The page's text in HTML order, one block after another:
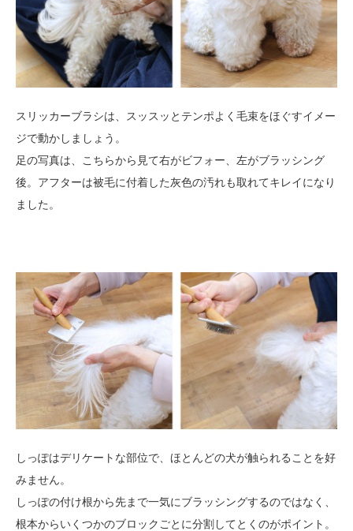
スリッカーブラシは、スッスッとテンポよく毛束をほぐすイメー
ジで動かしましょう。
足の写真は、こちらから見て右がビフォー、左がブラッシング
後。アフターは被毛に付着した灰色の汚れも取れてキレイになり
ました。
しっぽはデリケートな部位で、ほとんどの犬が触られることを好
みません。
しっぽの付け根から先まで一気にブラッシングするのではなく、
根本からいくつかのブロックごとに分割してとくのがポイント。